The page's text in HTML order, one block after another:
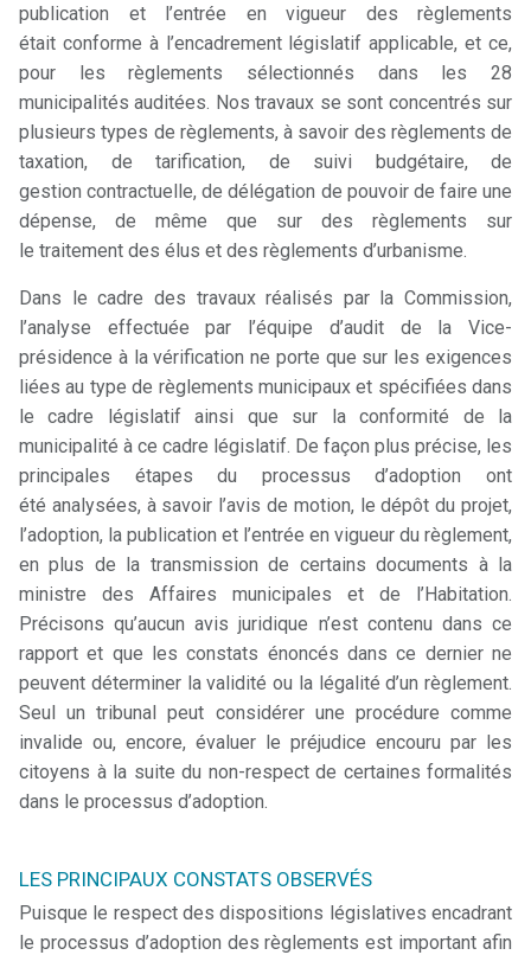
publication et l’entrée en vigueur des règlements
était conforme à l’encadrement législatif applicable, et ce,
pour les règlements sélectionnés dans les 28
municipalités auditées. Nos travaux se sont concentrés sur
plusieurs types de règlements, à savoir des règlements de
taxation, de tarification, de suivi budgétaire, de
gestion contractuelle, de délégation de pouvoir de faire une
dépense, de même que sur des règlements sur
le traitement des élus et des règlements d’urbanisme.
Dans le cadre des travaux réalisés par la Commission,
l’analyse effectuée par l’équipe d’audit de la Vice-
présidence à la vérification ne porte que sur les exigences
liées au type de règlements municipaux et spécifiées dans
le cadre législatif ainsi que sur la conformité de la
municipalité à ce cadre législatif. De façon plus précise, les
principales étapes du processus d’adoption ont
été analysées, à savoir l’avis de motion, le dépôt du projet,
l’adoption, la publication et l’entrée en vigueur du règlement,
en plus de la transmission de certains documents à la
ministre des Affaires municipales et de l’Habitation.
Précisons qu’aucun avis juridique n’est contenu dans ce
rapport et que les constats énoncés dans ce dernier ne
peuvent déterminer la validité ou la légalité d’un règlement.
Seul un tribunal peut considérer une procédure comme
invalide ou, encore, évaluer le préjudice encouru par les
citoyens à la suite du non-respect de certaines formalités
dans le processus d’adoption.
LES PRINCIPAUX CONSTATS OBSERVÉS
Puisque le respect des dispositions législatives encadrant
le processus d’adoption des règlements est important afin